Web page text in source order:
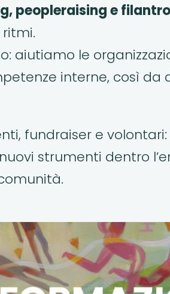
peopleraising e
aiutiamo le
interne, così da
fundraiser e
strumenti dentro